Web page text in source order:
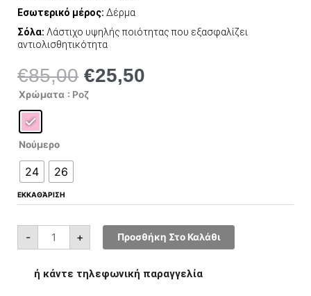
Εσωτερικό μέρος: Δέρμα
Σόλα: Λάστιχο υψηλής ποιότητας που εξασφαλίζει
αντιολισθητικότητα
€85,00 Original
price
€25,50
Χρώματα : Ροζ
Νούμερο
24 26
ΕΚΚΑΘΆΡΙΣΗ
-
1820
+ Προσθήκη Στο Καλάθι
ή κάντε τηλεφωνική παραγγελία